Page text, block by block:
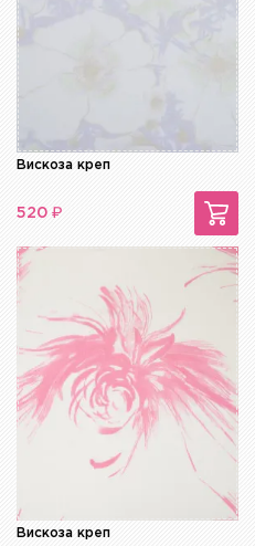
Вискоза креп
520 ₽
Вискоза креп